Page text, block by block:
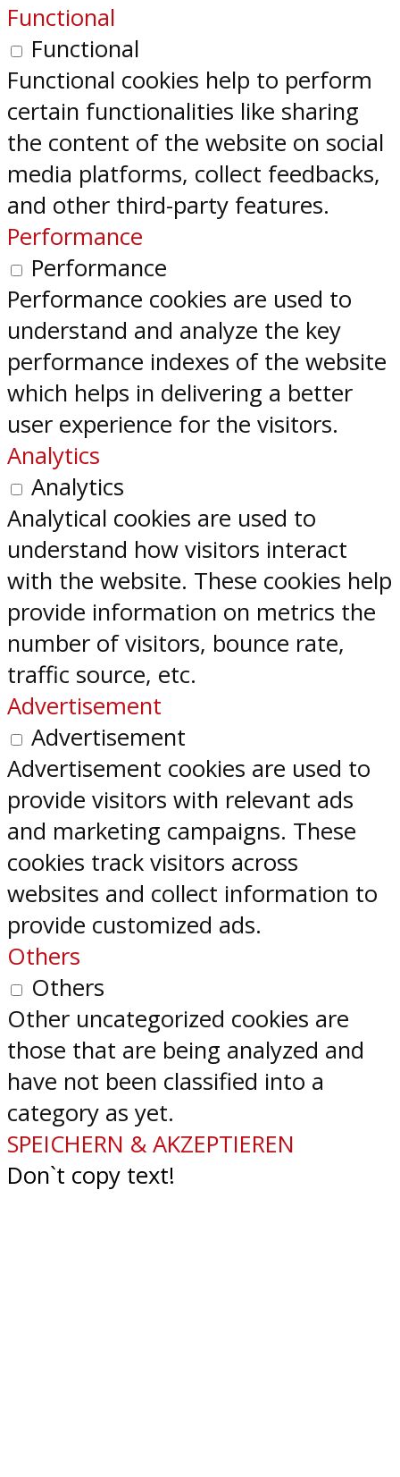
Functional
Functional
Functional cookies help to perform
certain functionalities like sharing
the content of the website on social
media platforms, collect feedbacks,
and other third-party features.
Performance
Performance
Performance cookies are used to
understand and analyze the key
performance indexes of the website
which helps in delivering a better
user experience for the visitors.
Analytics
Analytics
Analytical cookies are used to
understand how visitors interact
with the website. These cookies help
provide information on metrics the
number of visitors, bounce rate,
traffic source, etc.
Advertisement
Advertisement
Advertisement cookies are used to
provide visitors with relevant ads
and marketing campaigns. These
cookies track visitors across
websites and collect information to
provide customized ads.
Others
Others
Other uncategorized cookies are
those that are being analyzed and
have not been classified into a
category as yet.
SPEICHERN & AKZEPTIEREN
Don`t copy text!